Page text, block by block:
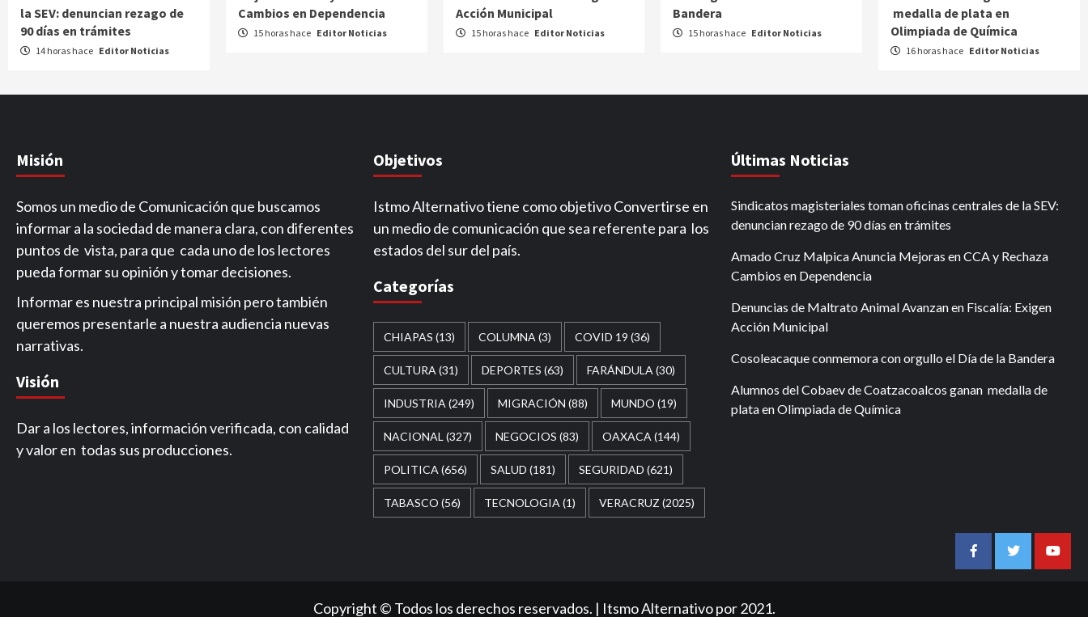
la SEV: denuncian rezago de
90 días en trámites
14 horas hace Editor Noticias
Cambios en Dependencia
15 horas hace Editor Noticias
Acción Municipal
15 horas hace Editor Noticias
Bandera
15 horas hace Editor Noticias
medalla de plata en
Olimpiada de Química
16 horas hace Editor Noticias
Misión
Somos un medio de Comunicación que buscamos
informar a la sociedad de manera clara, con diferentes
puntos de vista, para que cada uno de los lectores
pueda formar su opinión y tomar decisiones.
Informar es nuestra principal misión pero también
queremos presentarle a nuestra audiencia nuevas
narrativas.
Visión
Dar a los lectores, información verificada, con calidad
y valor en todas sus producciones.
Objetivos
Istmo Alternativo tiene como objetivo Convertirse en
un medio de comunicación que sea referente para los
estados del sur del país.
Categorías
CHIAPAS (13) COLUMNA (3) COVID 19 (36)
CULTURA (31) DEPORTES (63) FARÁNDULA (30)
INDUSTRIA (249) MIGRACIÓN (88) MUNDO (19)
NACIONAL (327) NEGOCIOS (83) OAXACA (144)
POLITICA (656) SALUD (181) SEGURIDAD (621)
TABASCO (56) TECNOLOGIA (1) VERACRUZ (2025)
Últimas Noticias
Sindicatos magisteriales toman oficinas centrales de la SEV:
denuncian rezago de 90 días en trámites
Amado Cruz Malpica Anuncia Mejoras en CCA y Rechaza
Cambios en Dependencia
Denuncias de Maltrato Animal Avanzan en Fiscalía: Exigen
Acción Municipal
Cosoleacaque conmemora con orgullo el Día de la Bandera
Alumnos del Cobaev de Coatzacoalcos ganan medalla de
plata en Olimpiada de Química
FacebookTwitter
Copyright © Todos los derechos reservados. | Itsmo Alternativopor 2021.